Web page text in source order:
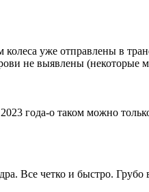
колеса уже отправлены в
не выявлены (некоторые
года-о таком можно
Все четко и быстро. Грубо